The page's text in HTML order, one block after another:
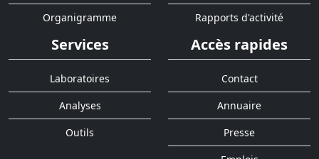
Organigramme
Rapports d'activité
Services
Laboratoires
Analyses
Outils
Accès rapides
Contact
Annuaire
Presse